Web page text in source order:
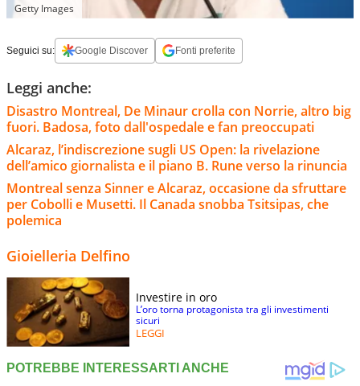
Getty Images
Seguici su: Google Discover Fonti preferite
Leggi anche:
Disastro Montreal, De Minaur crolla con Norrie, altro big
fuori. Badosa, foto dall'ospedale e fan preoccupati
Alcaraz, l’indiscrezione sugli US Open: la rivelazione
dell’amico giornalista e il piano B. Rune verso la rinuncia
Montreal senza Sinner e Alcaraz, occasione da sfruttare
per Cobolli e Musetti. Il Canada snobba Tsitsipas, che
polemica
Gioielleria Delfino
Investire in oro
L’oro torna protagonista tra gli investimenti
sicuri
LEGGI